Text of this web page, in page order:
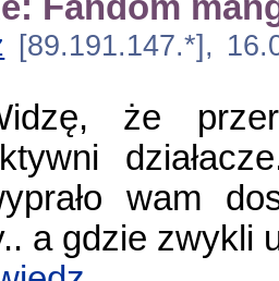
[89.191.147.*],
że
wam
a gdzie zwykli